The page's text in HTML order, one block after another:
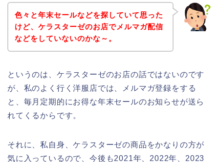
色々と年末セールなどを探していて思った
けど、ケラスターゼのお店でメルマガ配信
などをしていないのかな～。
というのは、ケラスターゼのお店の話ではないのです
が、私のよく行く洋服店では、メルマガ登録をする
と、毎月定期的にお得な年末セールのお知らせが送ら
れてくるからです。
それに、私自身、ケラスターゼの商品をかなりの方が
気に入っているので、今後も2021年、2022年、2023